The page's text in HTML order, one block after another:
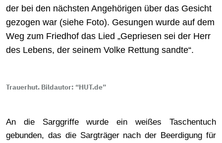
der bei den nächsten Angehörigen über das Gesicht
gezogen war (siehe Foto). Gesungen wurde auf dem
Weg zum Friedhof das Lied „Gepriesen sei der Herr
des Lebens, der seinem Volke Rettung sandte“.
Trauerhut. Bildautor: “HUT.de”
An die Sarggriffe wurde ein weißes Taschentuch
gebunden, das die Sargträger nach der Beerdigung für